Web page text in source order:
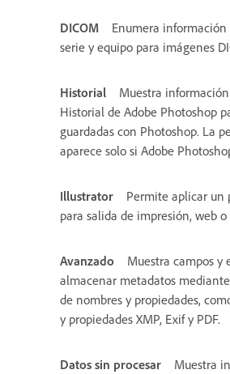
DICOM
Enumera
serie y equipo para imágenes
Historial
Muestra
Historial de Adobe Photoshop
guardadas con Photoshop. La
aparece solo si Adobe
Illustrator
Permite aplicar un
para salida de impresión, web
Avanzado
Muestra campos y
almacenar metadatos
de nombres y propiedades,
y propiedades XMP, Exif y PDF.
Datos sin procesar
Muestra